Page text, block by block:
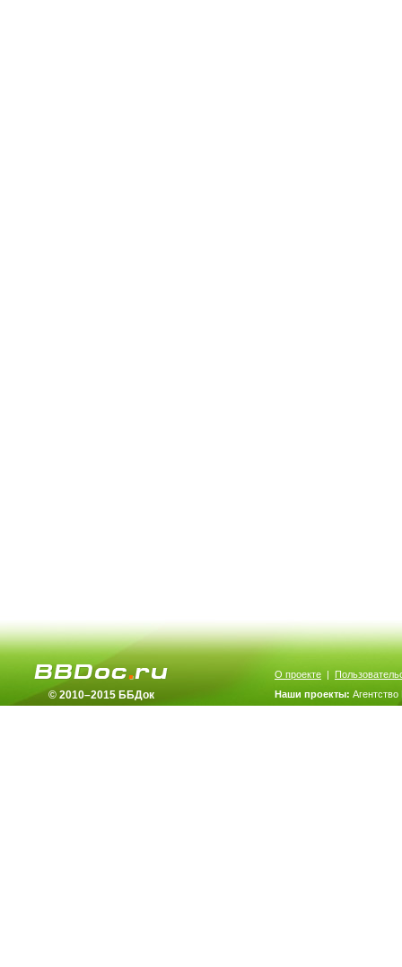
© 2010–2015 ББДок
О проекте |
Наши проекты: